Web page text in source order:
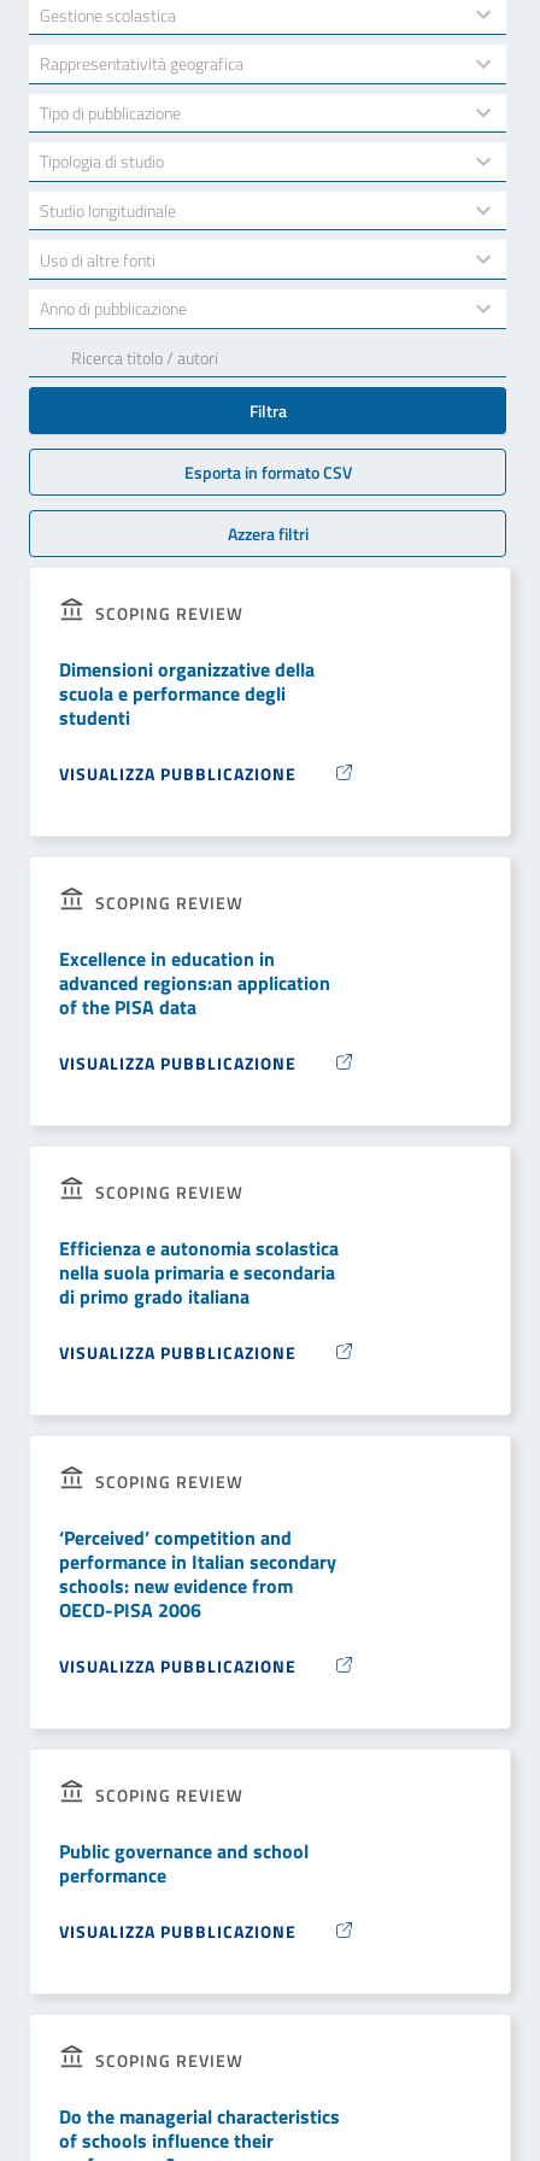
Gestione scolastica
results
available
Rappresentatività geografica
10
results
available
Tipo di pubblicazione
results
available
Tipologia di studio
results
available
Studio longitudinale
results
Uso di altre fonti
results
available
Anno di pubblicazione
17
results
available
Filtra
Esporta in formato CSV
Azzera filtri
SCOPING REVIEW
Dimensioni organizzative della
scuola e performance degli
studenti
VISUALIZZA PUBBLICAZIONE
SCOPING REVIEW
Excellence in education in
advanced regions:an application
of the PISA data
VISUALIZZA PUBBLICAZIONE
SCOPING REVIEW
Efficienza e autonomia scolastica
nella suola primaria e secondaria
di primo grado italiana
VISUALIZZA PUBBLICAZIONE
SCOPING REVIEW
‘Perceived’ competition and
performance in Italian secondary
schools: new evidence from
OECD-PISA 2006
VISUALIZZA PUBBLICAZIONE
SCOPING REVIEW
Public governance and school
performance
VISUALIZZA PUBBLICAZIONE
SCOPING REVIEW
Do the managerial characteristics
of schools influence their